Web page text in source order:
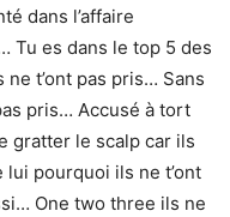
dans l’affaire
Tu es dans le top 5 des
t’ont pas pris… Sans
pris… Accusé à tort
gratter le scalp car ils
lui pourquoi ils ne t’ont
One two three ils ne